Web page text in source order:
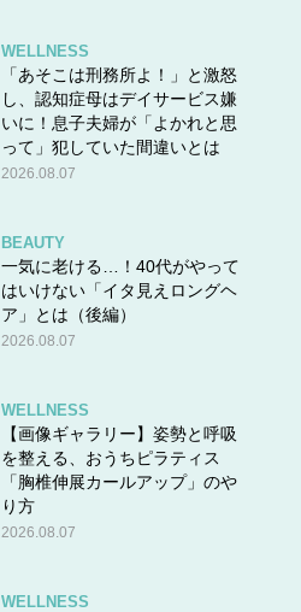
WELLNESS
「あそこは刑務所よ！」と激怒
し、認知症母はデイサービス嫌
いに！息子夫婦が「よかれと思
って」犯していた間違いとは
2026.08.07
BEAUTY
一気に老ける…！40代がやって
はいけない「イタ見えロングヘ
ア」とは（後編）
2026.08.07
WELLNESS
【画像ギャラリー】姿勢と呼吸
を整える、おうちピラティス
「胸椎伸展カールアップ」のや
り方
2026.08.07
WELLNESS